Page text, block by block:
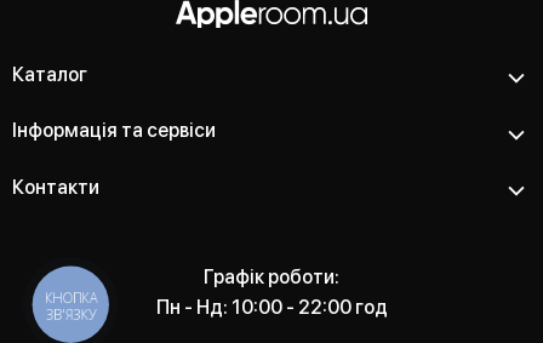
Каталог
Інформація та сервіси
Контакти
Графік роботи:
Пн - Нд: 10:00 - 22:00 год
КНОПКА
ЗВ'ЯЗКУ